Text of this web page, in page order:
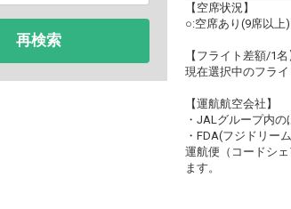
再検索
【空席状況】
○:空席あり(9席以
【フライト差額/1名
現在選択中のフラ
【運航航空会社】
・JALグループ内
・FDA(フジドリー
運航便（コードシ
ます。